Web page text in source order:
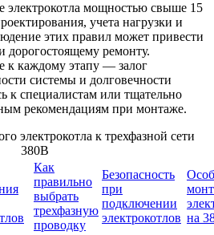
электрокотла мощностью свыше 15
учета нагрузки и
этих правил может привести
ремонту.
к каждому этапу — залог
системы и долговечности
к специалистам или тщательно
рекомендациям при монтаже.
Как
правильно
выбрать
трехфазную
проводку
Безопасность
при
подключении
электрокотлов на